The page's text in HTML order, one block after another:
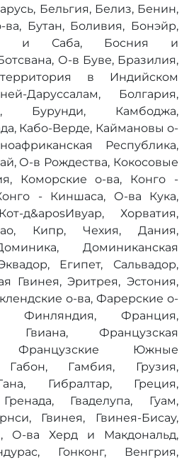
Бельгия, Белиз, Бенин,
ва, Бутан, Боливия, Бонэйр,
и Саба, Босния и
О-в Буве, Бразилия,
в Индийском
Даруссалам, Болгария,
Бурунди, Камбоджа,
Кабо-Верде, Каймановы о-
Республика,
О-в Рождества, Кокосовые
Коморские о-ва, Конго -
- Киншаса, О-ва Кука,
д&aposИвуар, Хорватия,
Кипр, Чехия, Дания,
Доминиканская
Египет, Сальвадор,
Гвинея, Эритрея, Эстония,
о-ва, Фарерские о-
Финляндия, Франция,
Гвиана, Французская
Французские Южные
Габон, Гамбия, Грузия,
Гибралтар, Греция,
Гваделупа, Гуам,
Гвинея, Гвинея-Бисау,
О-ва Херд и Макдональд,
Гонконг, Венгрия,